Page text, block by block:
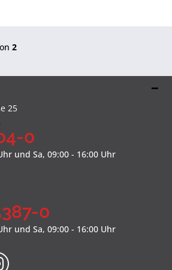
2
25
0
und Sa, 09:00 - 16:00 Uhr
0
und Sa, 09:00 - 16:00 Uhr